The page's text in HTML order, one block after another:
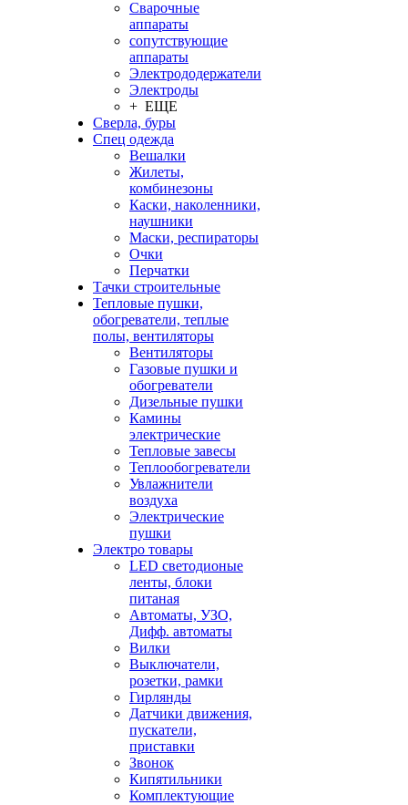
Сварочные
аппараты
сопутствующие
аппараты
Электрододержатели
Электроды
+ ЕЩЕ
Сверла, буры
Спец одежда
Вешалки
Жилеты,
комбинезоны
Каски, наколенники,
наушники
Маски, респираторы
Очки
Перчатки
Тачки строительные
Тепловые пушки,
обогреватели, теплые
полы, вентиляторы
Вентиляторы
Газовые пушки и
обогреватели
Дизельные пушки
Камины
электрические
Тепловые завесы
Теплообогреватели
Увлажнители
воздуха
Электрические
пушки
Электро товары
LED светодионые
ленты, блоки
питаная
Автоматы, УЗО,
Дифф. автоматы
Вилки
Выключатели,
розетки, рамки
Гирлянды
Датчики движения,
пускатели,
приставки
Звонок
Кипятильники
Комплектующие